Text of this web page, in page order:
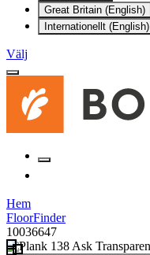
Great Britain (English)
Internationellt (English)
Välj
Hem
FloorFinder
10036647